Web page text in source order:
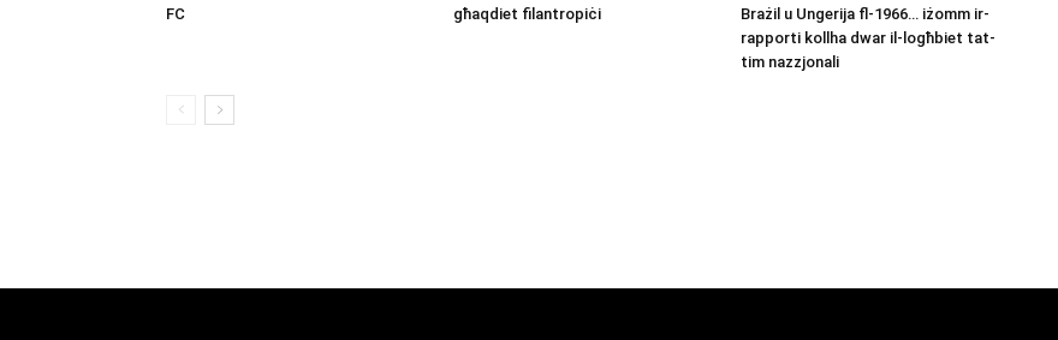
FC
għaqdiet filantropiċi
Brażil u Ungerija fl-1966… iżomm ir-
rapporti kollha dwar il-logħbiet tat-
tim nazzjonali